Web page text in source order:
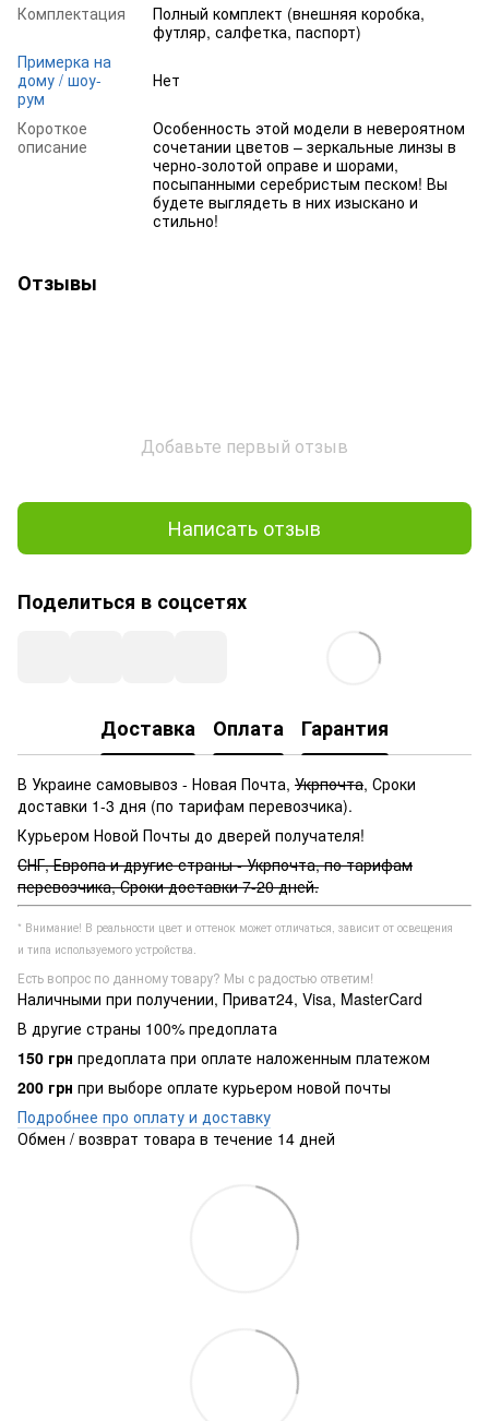
Комплектация
Полный комплект (внешняя коробка,
футляр, салфетка, паспорт)
Примерка на
дому / шоу-
рум
Нет
Короткое
описание
Особенность этой модели в невероятном
сочетании цветов – зеркальные линзы в
черно-золотой оправе и шорами,
посыпанными серебристым песком! Вы
будете выглядеть в них изыскано и
стильно!
Отзывы
Добавьте первый отзыв
Написать отзыв
Поделиться в соцсетях
Доставка Оплата Гарантия
В Украине самовывоз - Новая Почта, Укрпочта, Сроки
доставки 1-3 дня (по тарифам перевозчика).
Курьером Новой Почты до дверей получателя!
СНГ, Европа и другие страны - Укрпочта, по тарифам
перевозчика, Сроки доставки 7-20 дней.
* Внимание! В реальности цвет и оттенок может отличаться, зависит от освещения
и типа используемого устройства.
Есть вопрос по данному товару? Мы с радостью ответим!
Наличными при получении, Приват24, Visa, MasterCard
В другие страны 100% предоплата
150 грн предоплата при оплате наложенным платежом
200 грн при выборе оплате курьером новой почты
Подробнее про оплату и доставку
Обмен / возврат товара в течение 14 дней